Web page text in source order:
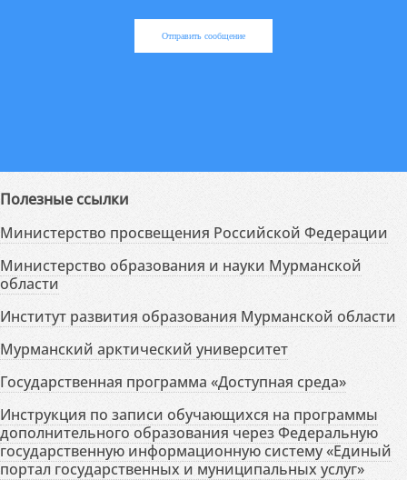
Отправить сообщение
Полезные ссылки
Министерство просвещения Российской Федерации
Министерство образования и науки Мурманской
области
Институт развития образования Мурманской области
Мурманский арктический университет
Государственная программа «Доступная среда»
Инструкция по записи обучающихся на программы
дополнительного образования через Федеральную
государственную информационную систему «Единый
портал государственных и муниципальных услуг»